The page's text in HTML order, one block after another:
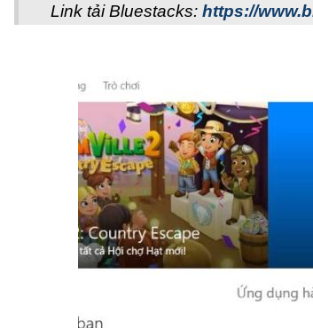
Link tải Bluestacks: https://